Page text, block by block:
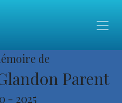
de
Parent
- 2025